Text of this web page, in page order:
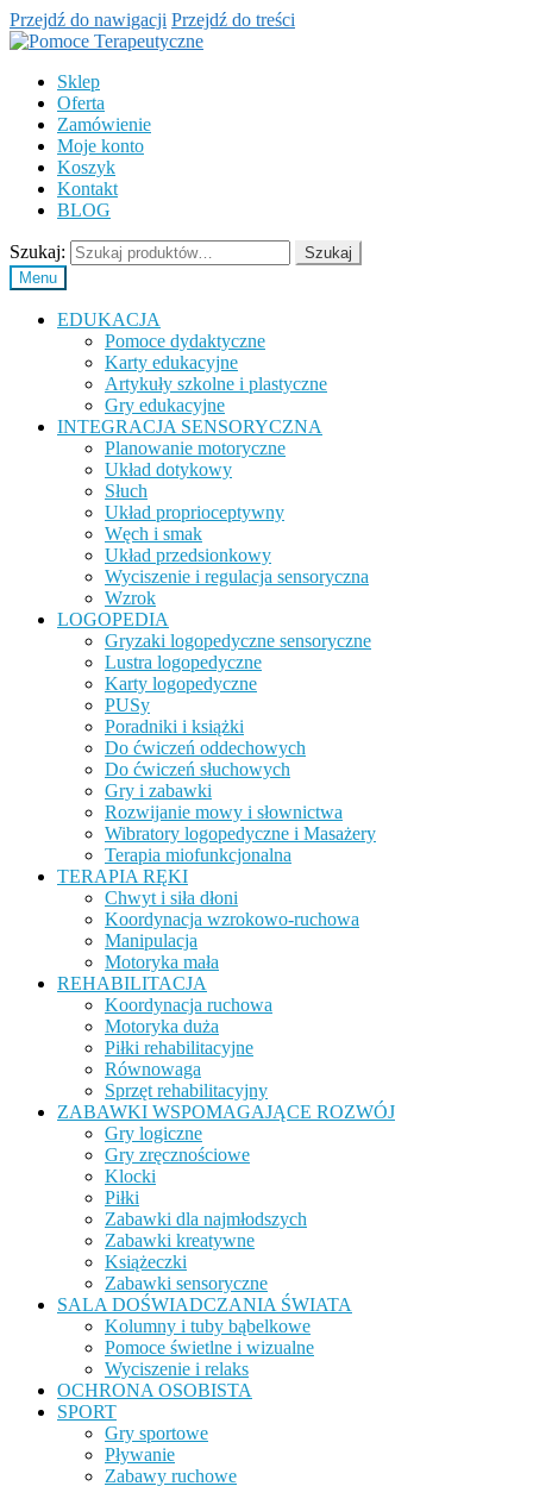
Przejdź do nawigacji Przejdź do treści
Sklep
Oferta
Zamówienie
Moje konto
Koszyk
Kontakt
BLOG
Szukaj:
Szukaj
Menu
EDUKACJA
Pomoce dydaktyczne
Karty edukacyjne
Artykuły szkolne i plastyczne
Gry edukacyjne
INTEGRACJA SENSORYCZNA
Planowanie motoryczne
Układ dotykowy
Słuch
Układ proprioceptywny
Węch i smak
Układ przedsionkowy
Wyciszenie i regulacja sensoryczna
Wzrok
LOGOPEDIA
Gryzaki logopedyczne sensoryczne
Lustra logopedyczne
Karty logopedyczne
PUSy
Poradniki i książki
Do ćwiczeń oddechowych
Do ćwiczeń słuchowych
Gry i zabawki
Rozwijanie mowy i słownictwa
Wibratory logopedyczne i Masażery
Terapia miofunkcjonalna
TERAPIA RĘKI
Chwyt i siła dłoni
Koordynacja wzrokowo-ruchowa
Manipulacja
Motoryka mała
REHABILITACJA
Koordynacja ruchowa
Motoryka duża
Piłki rehabilitacyjne
Równowaga
Sprzęt rehabilitacyjny
ZABAWKI WSPOMAGAJĄCE ROZWÓJ
Gry logiczne
Gry zręcznościowe
Klocki
Piłki
Zabawki dla najmłodszych
Zabawki kreatywne
Książeczki
Zabawki sensoryczne
SALA DOŚWIADCZANIA ŚWIATA
Kolumny i tuby bąbelkowe
Pomoce świetlne i wizualne
Wyciszenie i relaks
OCHRONA OSOBISTA
SPORT
Gry sportowe
Pływanie
Zabawy ruchowe